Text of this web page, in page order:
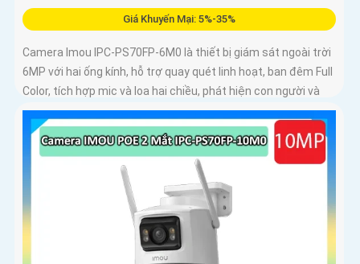
Giá Khuyến Mại: 5%-35%
Camera Imou IPC-PS70FP-6M0 là thiết bị giám sát ngoài trời
6MP với hai ống kính, hỗ trợ quay quét linh hoạt, ban đêm Full
Color, tích hợp mic và loa hai chiều, phát hiện con người và
phương tiện, phù hợp lắp đặt cho gia đình, cửa hàng và văn
phòng